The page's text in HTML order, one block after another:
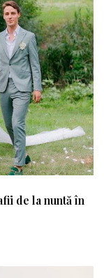
de la nuntă în